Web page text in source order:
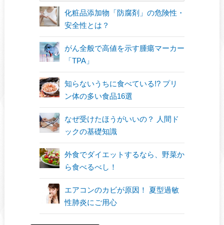
化粧品添加物「防腐剤」の危険性・
安全性とは？
がん全般で高値を示す腫瘍マーカー
「TPA」
知らないうちに食べている!? プリ
ン体の多い食品16選
なぜ受けたほうがいいの？ 人間ド
ックの基礎知識
外食でダイエットするなら、野菜か
ら食べるべし！
エアコンのカビが原因！ 夏型過敏
性肺炎にご用心